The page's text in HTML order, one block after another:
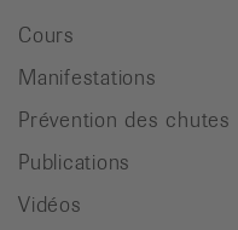
Cours
Manifestations
Prévention des chutes
Publications
Vidéos